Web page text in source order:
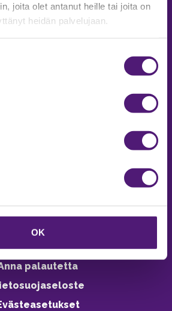
joita olet antanut heille tai joita on
heidän palvelujaan.
OK
MAJOITUS
& Varaukset
Vastuullisuus
työpaikat
palautetta